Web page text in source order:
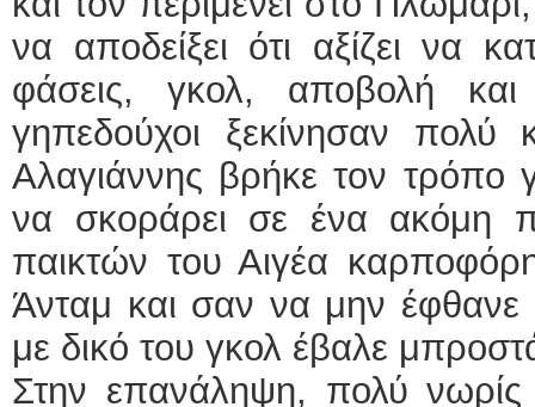
να αποδείξει ότι αξίζει να
φάσεις, γκολ, αποβολή
γηπεδούχοι ξεκίνησαν
Αλαγιάννης βρήκε τον τρόπο
να σκοράρει σε ένα ακόμη
παικτών του Αιγέα
Άνταμ και σαν να μην
με δικό του γκολ έβαλε
Στην επανάληψη, πολύ